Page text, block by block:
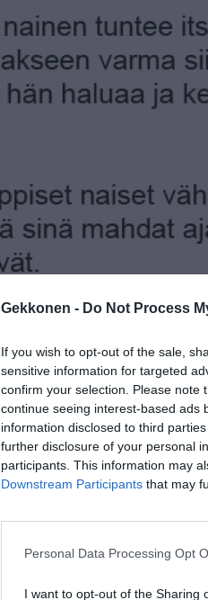
Gekkonen - Do Not Process
If you wish to opt-out of the sale,
sensitive information for targeted
confirm your selection. Please note
continue seeing interest-based ads
information disclosed to third
further disclosure of your personal
participants. This information may
Downstream Participants that may
Personal Data Processing Opt
I want to opt-out of the Sharing